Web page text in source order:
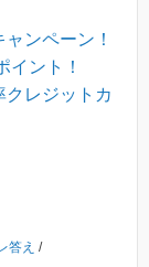
ンペーン！
イント！
レジットカ
答え /